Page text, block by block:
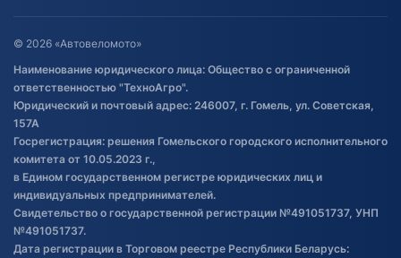
Оставить отзыв
Договор публичной оферты
Обработка файлов cookie
Постановка транспорта на учет
Обновления в ЭПТС 2024
© 2026 «Автовеломото»
Наименование юридического лица: Общество с ограниченной
ответственностью "ТехноАгро".
Юридический и почтовый адрес: 246007, г. Гомель, ул. Советская,
157А
Госрегистрация: решения Гомельского городского исполнительного
комитета от 10.05.2023 г.,
в Едином государственном регистре юридических лиц и
индивидуальных предпринимателей.
Свидетельство о государственной регистрации №491051737, УНП
№491051737.
Дата регистрации в Торговом реестре Республики Беларусь: